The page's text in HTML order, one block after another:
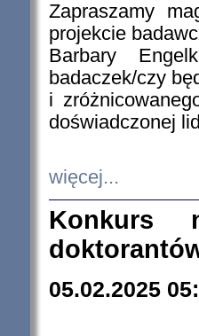
Zapraszamy
projekcie
Barbary
badaczek/czy
i
doświadczonej
więcej...
Konkurs
05.02.2025